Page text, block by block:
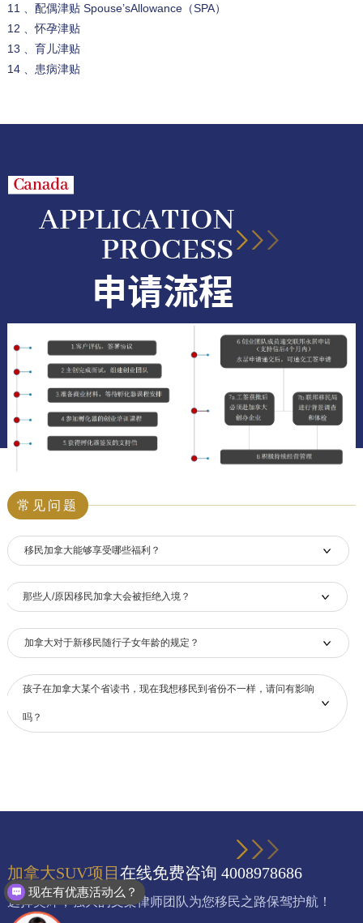
11 、配偶津贴 Spouse’sAllowance（SPA）
12 、怀孕津贴
13 、育儿津贴
14 、患病津贴
常见问题
移民加拿大能够享受哪些福利？
那些人/原因移民加拿大会被拒绝入境？
加拿大对于新移民随行子女年龄的规定？
孩子在加拿大某个省读书，现在我想移民到省份不一样，请问有影响
吗？
加拿大SUV项目在线免费咨询 4008978686
选择奥烨，强大的文案律师团队为您移民之路保驾护航！
现在有优惠活动么？